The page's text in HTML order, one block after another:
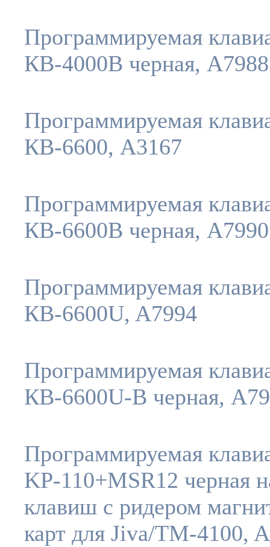
Программируемая
КВ-4000B черная, A7988
Программируемая
КВ-6600, A3167
Программируемая
КВ-6600B черная, A7990
Программируемая
КВ-6600U, A7994
Программируемая
КВ-6600U-B черная,
Программируемая
KP-110+MSR12 черная
клавиш с ридером
карт для Jiva/TM-4100,